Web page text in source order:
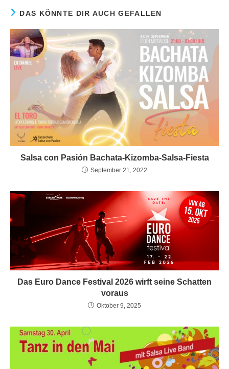
DAS KÖNNTE DIR AUCH GEFALLEN
Salsa con Pasión Bachata-Kizomba-Salsa-Fiesta
September 21, 2022
Das Euro Dance Festival 2026 wirft seine Schatten
voraus
Oktober 9, 2025